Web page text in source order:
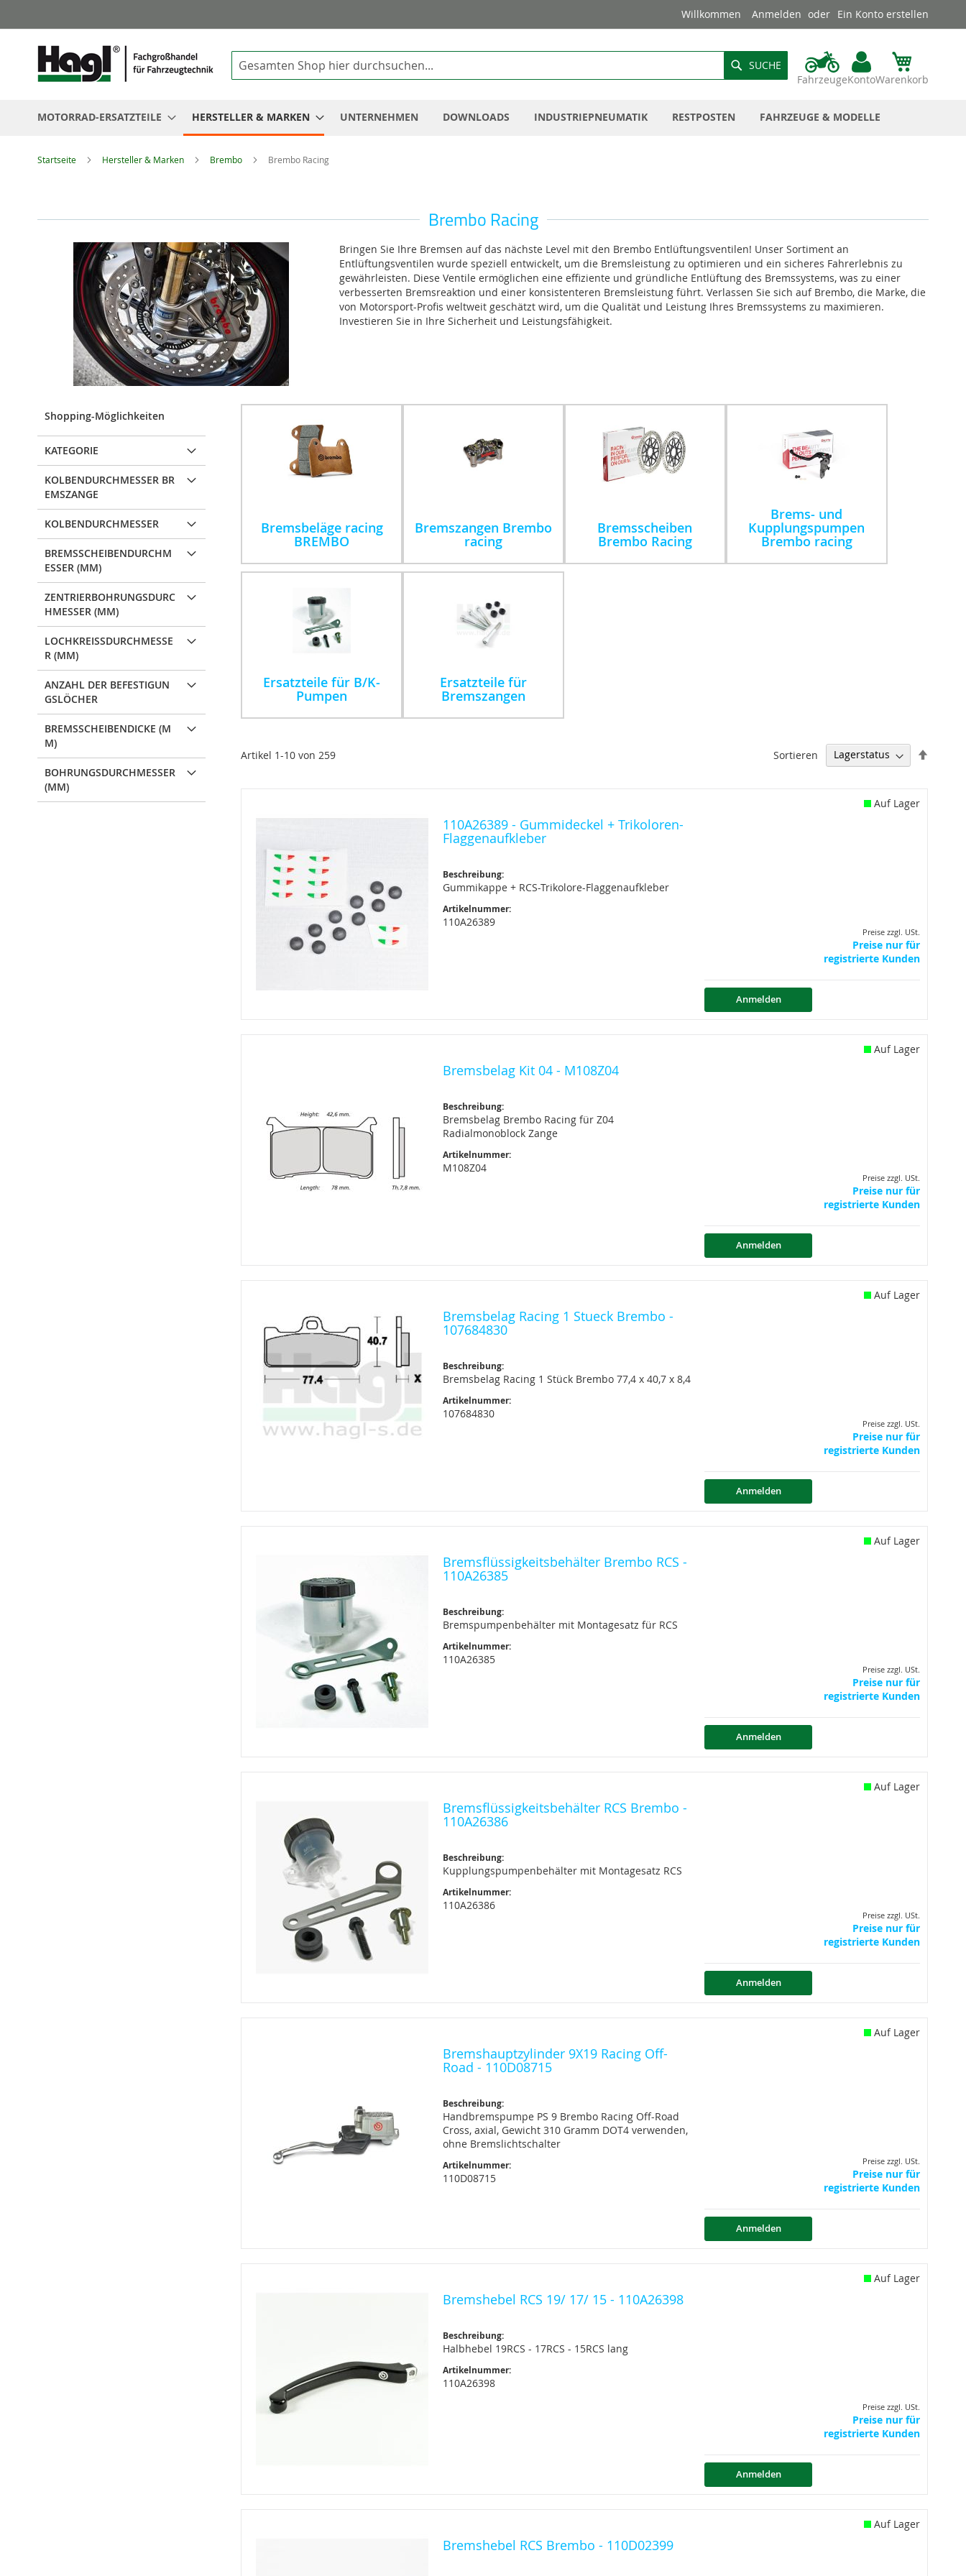
Inhalt
Willkommen Anmelden Ein Konto erstellen
FahrzeugeKontoWarenkorb
SUCHE
MOTORRAD-ERSATZTEILE HERSTELLER & MARKEN UNTERNEHMEN DOWNLOADS INDUSTRIEPNEUMATIK RESTPOSTEN FAHRZEUGE & MODELLE
Startseite Hersteller & Marken Brembo Brembo Racing
Brembo Racing
Bringen Sie Ihre Bremsen auf das nächste Level mit den Brembo Entlüftungsventilen! Unser Sortiment an
Entlüftungsventilen wurde speziell entwickelt, um die Bremsleistung zu optimieren und ein sicheres Fahrerlebnis zu
gewährleisten. Diese Ventile ermöglichen eine effiziente und gründliche Entlüftung des Bremssystems, was zu einer
verbesserten Bremsreaktion und einer konsistenteren Bremsleistung führt. Verlassen Sie sich auf Brembo, die Marke, die
von Motorsport-Profis weltweit geschätzt wird, um die Qualität und Leistung Ihres Bremssystems zu maximieren.
Investieren Sie in Ihre Sicherheit und Leistungsfähigkeit.
Bremsbeläge racing
BREMBO
Bremszangen Brembo
racing
Bremsscheiben
Brembo Racing
Brems- und
Kupplungspumpen
Brembo racing
Ersatzteile für B/K-
Pumpen
Ersatzteile für
Bremszangen
Artikel 1-10 von259 Sortieren
110A26389 - Gummideckel + Trikoloren-
Flaggenaufkleber
Beschreibung:
Gummikappe + RCS-Trikolore-Flaggenaufkleber
Artikelnummer:
110A26389
Auf Lager
Preise zzgl. USt.
Preise nur für
registrierte Kunden
Anmelden
Bremsbelag Kit 04 - M108Z04
Beschreibung:
Bremsbelag Brembo Racing für Z04
Radialmonoblock Zange
Artikelnummer:
M108Z04
Auf Lager
Preise zzgl. USt.
Preise nur für
registrierte Kunden
Anmelden
Bremsbelag Racing 1 Stueck Brembo -
107684830
Beschreibung:
Bremsbelag Racing 1 Stück Brembo 77,4 x 40,7 x 8,4
Artikelnummer:
107684830
Auf Lager
Preise zzgl. USt.
Preise nur für
registrierte Kunden
Anmelden
Bremsflüssigkeitsbehälter Brembo RCS -
110A26385
Beschreibung:
Bremspumpenbehälter mit Montagesatz für RCS
Artikelnummer:
110A26385
Auf Lager
Preise zzgl. USt.
Preise nur für
registrierte Kunden
Anmelden
Bremsflüssigkeitsbehälter RCS Brembo -
110A26386
Beschreibung:
Kupplungspumpenbehälter mit Montagesatz RCS
Artikelnummer:
110A26386
Auf Lager
Preise zzgl. USt.
Preise nur für
registrierte Kunden
Anmelden
Bremshauptzylinder 9X19 Racing Off-
Road - 110D08715
Beschreibung:
Handbremspumpe PS 9 Brembo Racing Off-Road
Cross, axial, Gewicht 310 Gramm DOT4 verwenden,
ohne Bremslichtschalter
Artikelnummer:
110D08715
Auf Lager
Preise zzgl. USt.
Preise nur für
registrierte Kunden
Anmelden
Bremshebel RCS 19/ 17/ 15 - 110A26398
Beschreibung:
Halbhebel 19RCS - 17RCS - 15RCS lang
Artikelnummer:
110A26398
Auf Lager
Preise zzgl. USt.
Preise nur für
registrierte Kunden
Anmelden
Bremshebel RCS Brembo - 110D02399
Auf Lager
Shopping-Möglichkeiten
KATEGORIE
KOLBENDURCHMESSER BR
EMSZANGE
KOLBENDURCHMESSER
BREMSSCHEIBENDURCHM
ESSER (MM)
ZENTRIERBOHRUNGSDURC
HMESSER (MM)
LOCHKREISSDURCHMESSE
R (MM)
ANZAHL DER BEFESTIGUN
GSLÖCHER
BREMSSCHEIBENDICKE (M
M)
BOHRUNGSDURCHMESSER
(MM)